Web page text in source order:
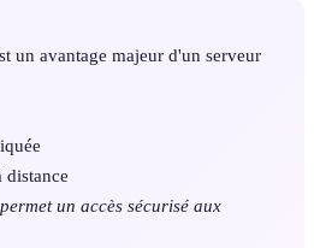
un avantage majeur d'un serveur
distance
un accès sécurisé aux